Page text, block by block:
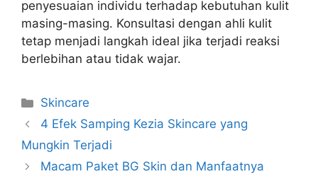
penyesuaian individu terhadap kebutuhan kulit
masing-masing. Konsultasi dengan ahli kulit
tetap menjadi langkah ideal jika terjadi reaksi
berlebihan atau tidak wajar.
Kategori
Skincare
4 Efek Samping Kezia Skincare yang
Mungkin Terjadi
Macam Paket BG Skin dan Manfaatnya